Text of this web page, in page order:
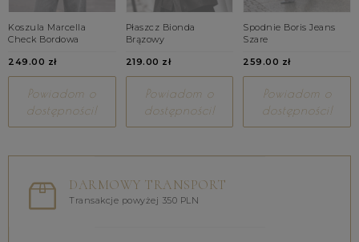
Koszula Marcella
Check Bordowa
249.00 zł
Powiadom o
dostępności!
Płaszcz Bionda
Brązowy
219.00 zł
Powiadom o
dostępności!
Spodnie Boris Jeans
Szare
259.00 zł
Powiadom o
dostępności!
DARMOWY TRANSPORT
Transakcje powyżej 350 PLN